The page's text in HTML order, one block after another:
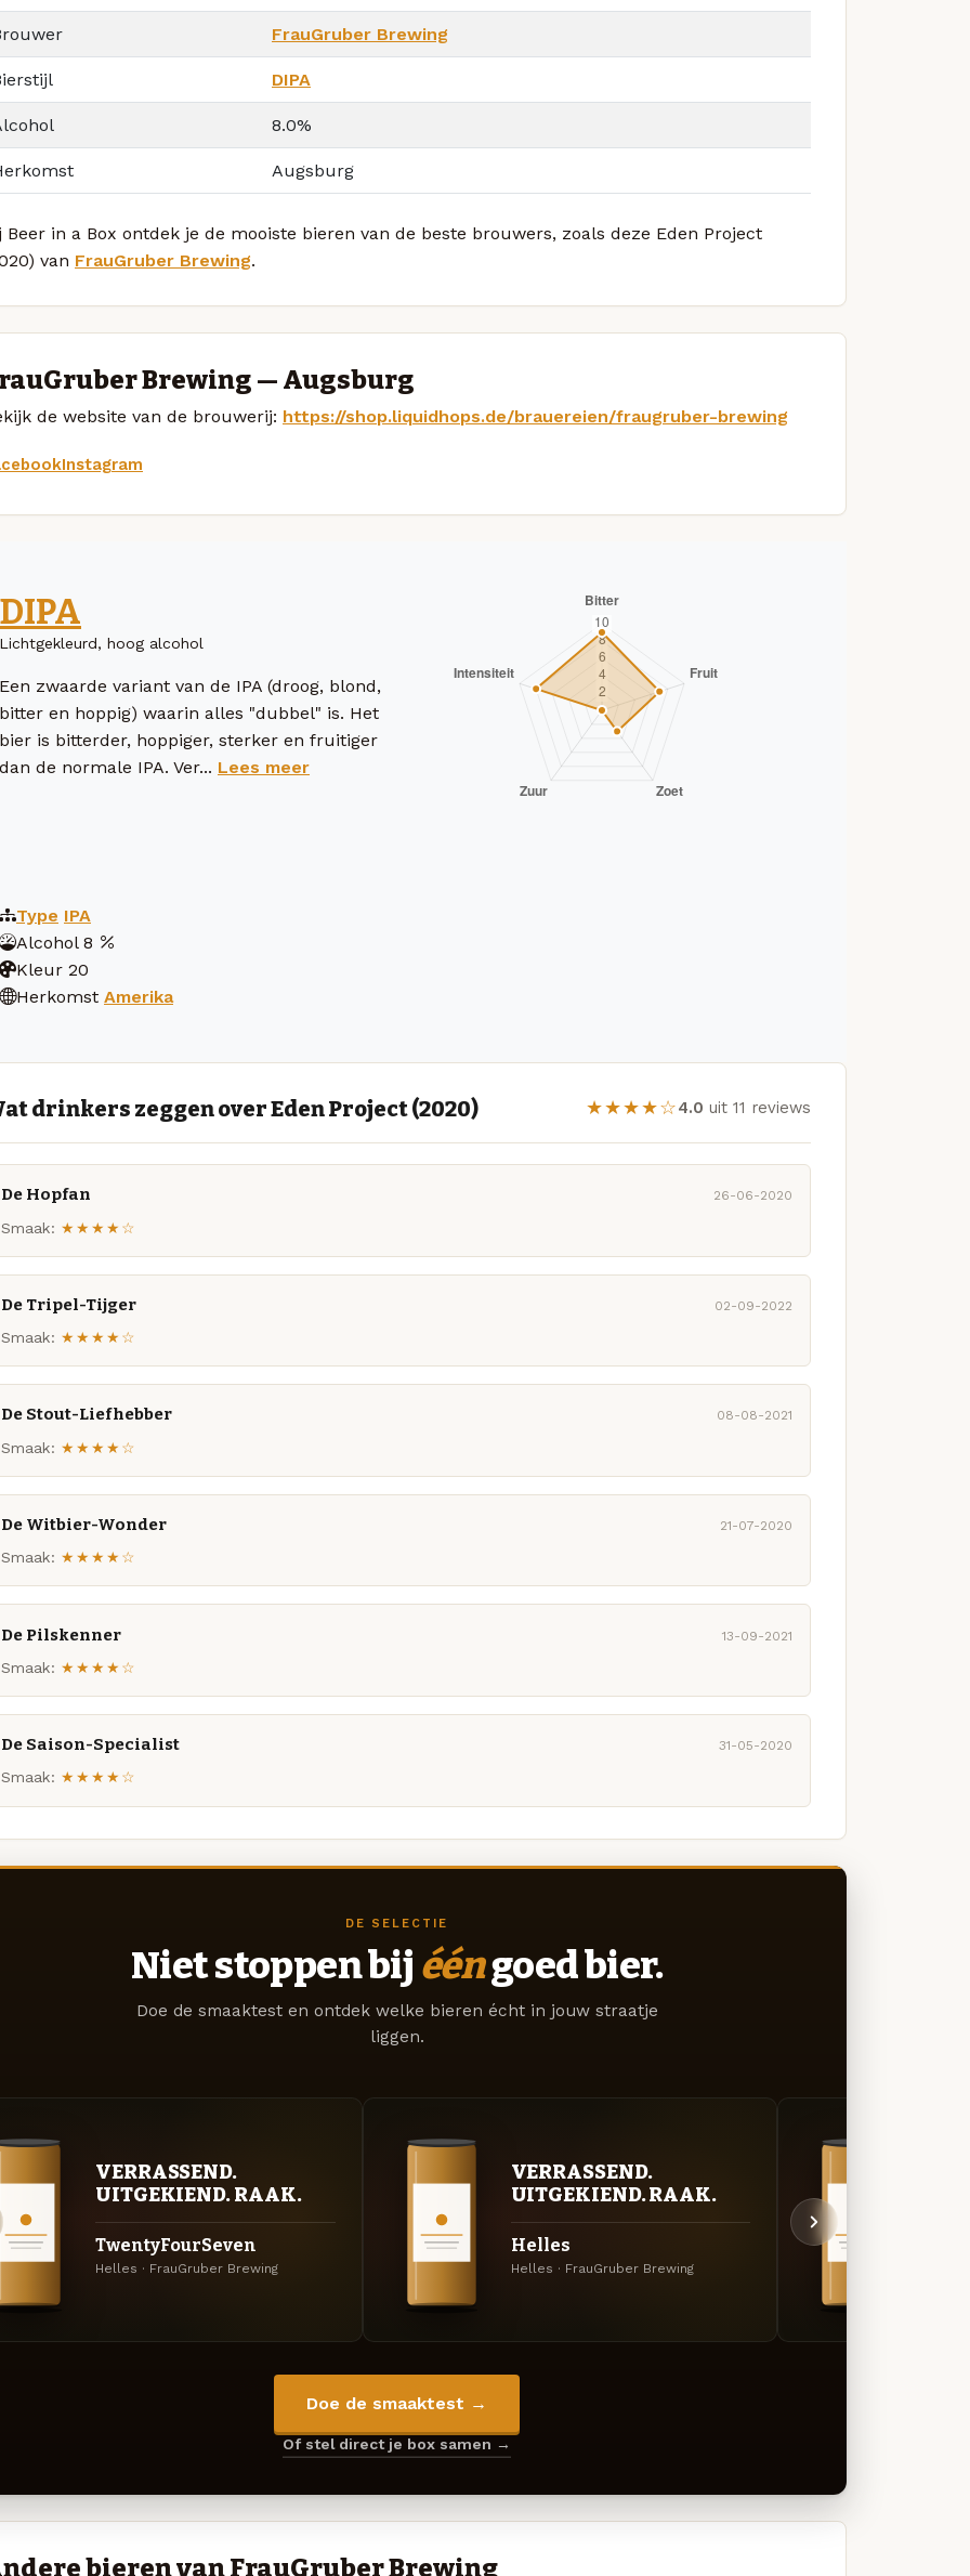
FrauGruber Brewing
DIPA
8.0%
Augsburg
Beer in a Box ontdek je de mooiste bieren van de beste brouwers, zoals deze Eden Project
van FrauGruber Brewing.
Brewing — Augsburg
de website van de brouwerij: https://shop.liquidhops.de/brauereien/fraugruber-brewing
Instagram
DIPA
Lichtgekleurd, hoog alcohol
Een zwaarde variant van de IPA (droog, blond,
bitter en hoppig) waarin alles "dubbel" is. Het
bier is bitterder, hoppiger, sterker en fruitiger
dan de normale IPA. Ver... Lees meer
Type IPA
Alcohol 8
Kleur 20
Herkomst Amerika
drinkers zeggen over Eden Project (2020) ★★★★☆4.0 uit 11 reviews
De Hopfan 26-06-2020
Smaak: ★★★★☆
De Tripel-Tijger 02-09-2022
Smaak: ★★★★☆
De Stout-Liefhebber 08-08-2021
Smaak: ★★★★☆
De Witbier-Wonder 21-07-2020
Smaak: ★★★★☆
De Pilskenner 13-09-2021
Smaak: ★★★★☆
De Saison-Specialist 31-05-2020
Smaak: ★★★★☆
DE SELECTIE
Niet stoppen bij ééngoed bier.
Doe de smaaktest en ontdek welke bieren écht in jouw straatje
liggen.
VERRASSEND.
UITGEKIEND. RAAK.
TwentyFourSeven
Helles · FrauGruber Brewing
VERRASSEND.
UITGEKIEND. RAAK.
Helles
Helles · FrauGruber Brewing
Doe de smaaktest →
Of stel direct je box samen →
bieren van FrauGruber Brewing